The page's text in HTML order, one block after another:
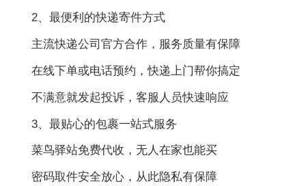
2、最便利的快递寄件方式
主流快递公司官方合作，服务质量有保障
在线下单或电话预约，快递上门帮你搞定
不满意就发起投诉，客服人员快速响应
3、最贴心的包裹一站式服务
菜鸟驿站免费代收，无人在家也能买
密码取件安全放心，从此隐私有保障